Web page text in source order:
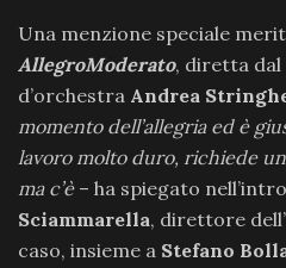
Una menzione speciale
AllegroModerato, diretta
d’orchestra Andrea
momento dell’allegria ed è
lavoro molto duro, richiede
ma c’è– ha spiegato
Sciammarella, direttore
caso, insieme a Stefano